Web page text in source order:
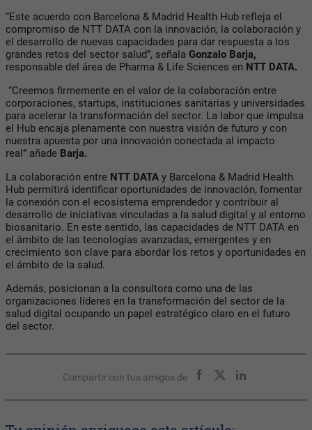
“Este acuerdo con Barcelona & Madrid Health Hub refleja el
compromiso de NTT DATA con la innovación, la colaboración y
el desarrollo de nuevas capacidades para dar respuesta a los
grandes retos del sector salud”, señala Gonzalo Barja,
responsable del área de Pharma & Life Sciences en NTT DATA.
“Creemos firmemente en el valor de la colaboración entre
corporaciones, startups, instituciones sanitarias y universidades
para acelerar la transformación del sector. La labor que impulsa
el Hub encaja plenamente con nuestra visión de futuro y con
nuestra apuesta por una innovación conectada al impacto
real” añade Barja.
La colaboración entre NTT DATA y Barcelona & Madrid Health
Hub permitirá identificar oportunidades de innovación, fomentar
la conexión con el ecosistema emprendedor y contribuir al
desarrollo de iniciativas vinculadas a la salud digital y al entorno
biosanitario. En este sentido, las capacidades de NTT DATA en
el ámbito de las tecnologías avanzadas, emergentes y en
crecimiento son clave para abordar los retos y oportunidades en
el ámbito de la salud.
Además, posicionan a la consultora como una de las
organizaciones líderes en la transformación del sector de la
salud digital ocupando un papel estratégico claro en el futuro
del sector.
Compartir con tus amigos de